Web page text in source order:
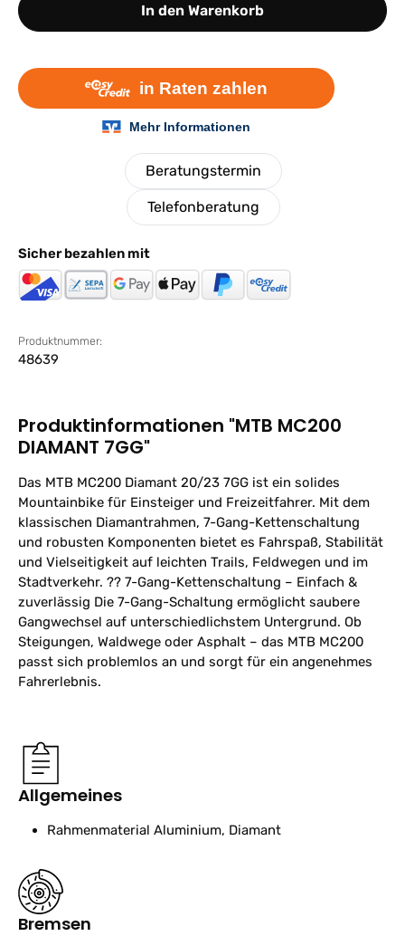
In den Warenkorb
Beratungstermin
Telefonberatung
Sicher bezahlen mit
Produktnummer:
48639
Produktinformationen "MTB MC200
DIAMANT 7GG"
Das MTB MC200 Diamant 20/23 7GG ist ein solides
Mountainbike für Einsteiger und Freizeitfahrer. Mit dem
klassischen Diamantrahmen, 7-Gang-Kettenschaltung
und robusten Komponenten bietet es Fahrspaß, Stabilität
und Vielseitigkeit auf leichten Trails, Feldwegen und im
Stadtverkehr. ?? 7-Gang-Kettenschaltung – Einfach &
zuverlässig Die 7-Gang-Schaltung ermöglicht saubere
Gangwechsel auf unterschiedlichstem Untergrund. Ob
Steigungen, Waldwege oder Asphalt – das MTB MC200
passt sich problemlos an und sorgt für ein angenehmes
Fahrerlebnis.
Allgemeines
Rahmenmaterial Aluminium, Diamant
Bremsen